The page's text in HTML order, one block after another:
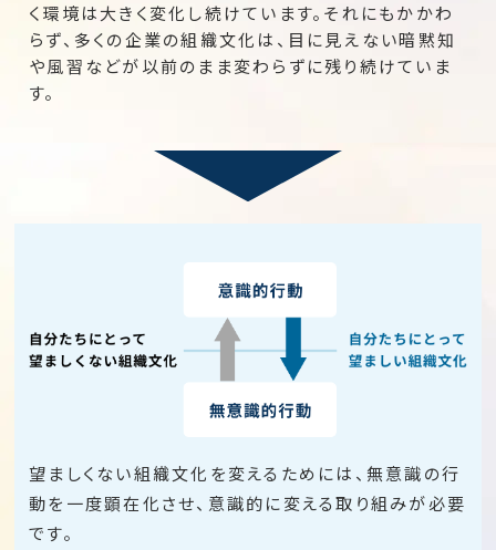
く環境は大きく変化し続けています。それにもかかわ
らず、多くの企業の組織文化は、目に見えない暗黙知
や風習などが以前のまま変わらずに残り続けていま
す。
望ましくない組織文化を変えるためには、無意識の行
動を一度顕在化させ、意識的に変える取り組みが必要
です。